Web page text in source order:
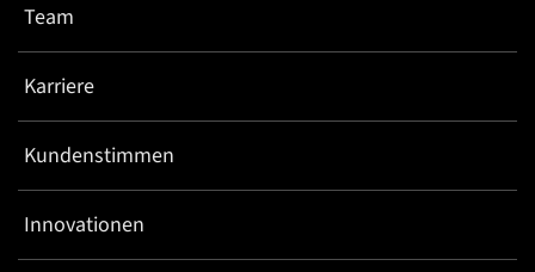
Team
Karriere
Kundenstimmen
Innovationen